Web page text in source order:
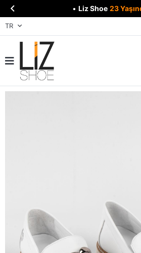
 • Liz Shoe 23
TR